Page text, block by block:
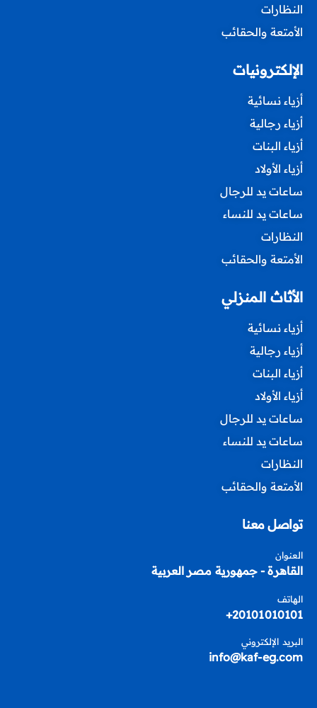
النظارات
الأمتعة والحقائب
الإلكترونيات
أزياء نسائية
أزياء رجالية
أزياء البنات
أزياء الأولاد
ساعات يد للرجال
ساعات يد للنساء
النظارات
الأمتعة والحقائب
الأثاث المنزلي
أزياء نسائية
أزياء رجالية
أزياء البنات
أزياء الأولاد
ساعات يد للرجال
ساعات يد للنساء
النظارات
الأمتعة والحقائب
تواصل معنا
العنوان
القاهرة - جمهورية مصر العربية
الهاتف
20101010101+
البريد الإلكتروني
info@kaf-eg.com